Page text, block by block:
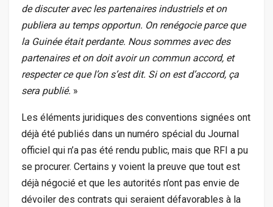
de discuter avec les partenaires industriels et on
publiera au temps opportun. On renégocie parce que
la Guinée était perdante. Nous sommes avec des
partenaires et on doit avoir un commun accord, et
respecter ce que l’on s’est dit. Si on est d’accord, ça
sera publié. »
Les éléments juridiques des conventions signées ont
déjà été publiés dans un numéro spécial du Journal
officiel qui n’a pas été rendu public, mais que RFI a pu
se procurer. Certains y voient la preuve que tout est
déjà négocié et que les autorités n’ont pas envie de
dévoiler des contrats qui seraient défavorables à la